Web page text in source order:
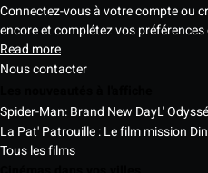
Connectez-vous à votre compte ou
encore et complétez vos
Read more
Nous contacter
Spider-Man: Brand New DayL'
La Pat' Patrouille : Le film mission
Tous les films